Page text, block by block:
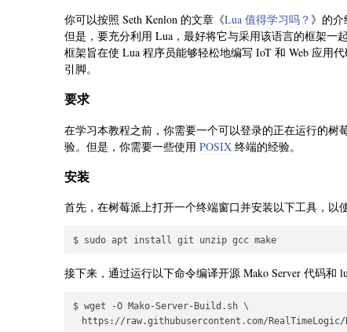
你可以按照 Seth Kenlon 的文章《Lua 值得学习吗？ 》的介
但是，要充分利用 Lua，最好将它与采用该语言的框架一
框架旨在使 Lua 程序员能够轻松地编写 IoT 和 Web 应用
引脚。
要求
在学习本教程之前，你需要一个可以登录的正在运行的
验。但是，你需要一些使用 POSIX 终端的经验。
安装
首先，在树莓派上打开一个终端窗口并安装以下工具，以
接下来，通过运行以下命令编译开源 Mako Server 代码和
$ wget -O Mako-Server-Build.sh \